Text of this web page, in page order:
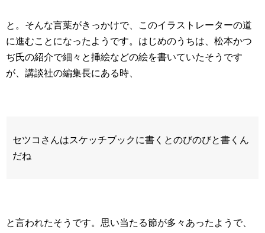
と。そんな言葉がきっかけで、このイラストレーターの道
に進むことになったようです。はじめのうちは、松本かつ
ぢ氏の紹介で細々と挿絵などの絵を書いていたそうです
が、講談社の編集長にある時、
セツコさんはスケッチブックに書くとのびのびと書くん
だね
と言われたそうです。思い当たる節が多々あったようで、